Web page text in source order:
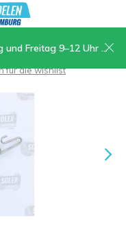
13.30–17 Uhr, Samstag 9–12 Uhr
für die wishlist